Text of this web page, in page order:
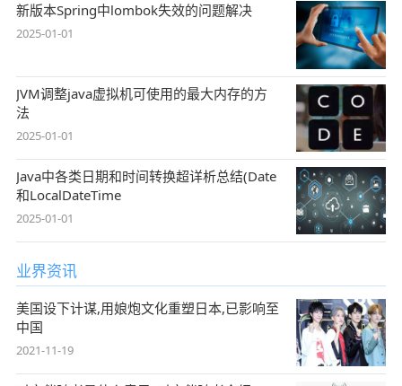
新版本Spring中lombok失效的问题解决
2025-01-01
JVM调整java虚拟机可使用的最大内存的方
法
2025-01-01
Java中各类日期和时间转换超详析总结(Date
和LocalDateTime
2025-01-01
业界资讯
美国设下计谋,用娘炮文化重塑日本,已影响至
中国
2021-11-19